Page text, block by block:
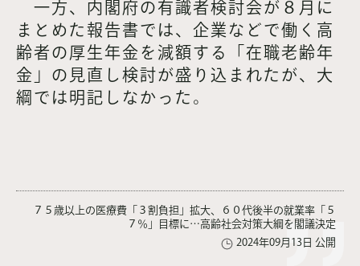
一方、内閣府の有識者検討会が８月に
まとめた報告書では、企業などで働く高
齢者の厚生年金を減額する「在職老齢年
金」の見直し検討が盛り込まれたが、大
綱では明記しなかった。
７５歳以上の医療費「３割負担」拡大、６０代後半の就業率「５
７％」目標に…高齢社会対策大綱を閣議決定
2024年09月13日 公開